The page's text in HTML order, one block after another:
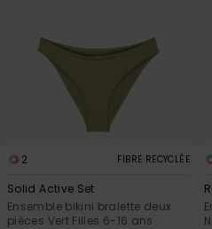
2 FIBRE RECYCLÉE
Solid Active Set
Ensemble bikini bralette deux
pièces Vert Filles 6-16 ans